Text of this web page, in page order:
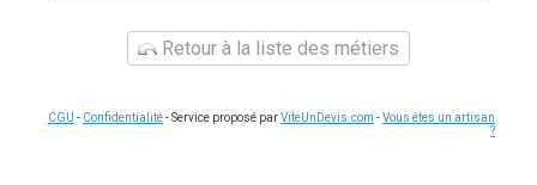
Retour à la liste des métiers
CGU - Confidentialité- Service proposé parViteUnDevis.com -Vous êtes un artisan
?